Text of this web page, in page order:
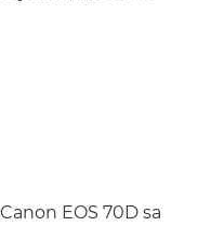
EOS 70D sa